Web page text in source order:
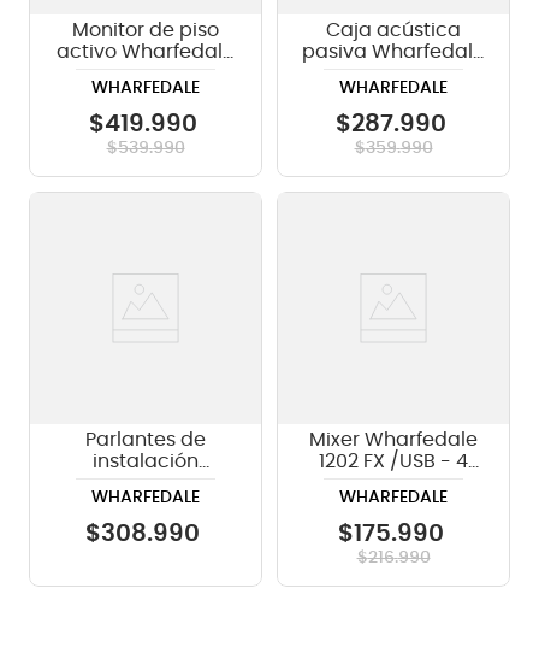
Monitor de piso
activo Wharfedale
WHARFEDALE
$419.990
$539.990
Caja acústica
pasiva Wharfedale
negro
WHARFEDALE
$287.990
$359.990
Parlantes de
instalación
6.5'' 1 par 70/100V
WHARFEDALE
$308.990
Mixer Wharfedale
1202 FX /USB - 4
canales estéreo
WHARFEDALE
$175.990
$216.990